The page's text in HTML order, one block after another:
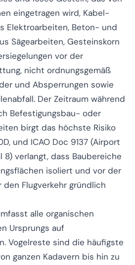
eingetragen wird, Kabel-
Elektroarbeiten, Beton- und
Sägearbeiten, Gesteinskorn
vor der
nicht ordnungsgemäß
und Absperrungen sowie
Der Zeitraum während
Befestigungsbau- oder
birgt das höchste Risiko
und ICAO Doc 9137 (Airport
8) verlangt, dass Baubereiche
isoliert und vor der
Flugverkehr gründlich
alle organischen
Ursprungs auf
Vogelreste sind die häufigste
ganzen Kadavern bis hin zu